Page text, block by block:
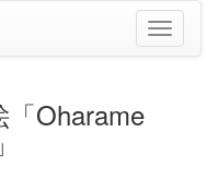
ナ
ビ
Oharame